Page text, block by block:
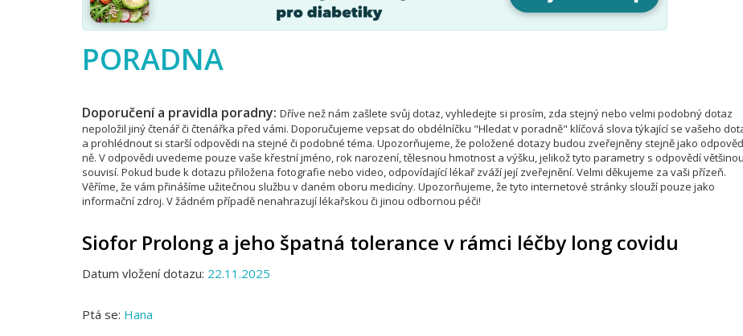
PORADNA
Doporučení a pravidla poradny: Dříve než nám zašlete svůj dotaz, vyhledejte si prosím, zda stejný nebo velmi podobný dotaz
nepoložil jiný čtenář či čtenářka před vámi. Doporučujeme vepsat do obdélníčku "Hledat v poradně" klíčová slova týkající se vašeho
a prohlédnout si starší odpovědi na stejné či podobné téma. Upozorňujeme, že položené dotazy budou zveřejněny stejně jako
ně. V odpovědi uvedeme pouze vaše křestní jméno, rok narození, tělesnou hmotnost a výšku, jelikož tyto parametry s odpovědí většinou
souvisí. Pokud bude k dotazu přiložena fotografie nebo video, odpovídající lékař zváží její zveřejnění. Velmi děkujeme za vaši přízeň.
Věříme, že vám přinášíme užitečnou službu v daném oboru medicíny. Upozorňujeme, že tyto internetové stránky slouží pouze jako
informační zdroj. V žádném případě nenahrazují lékařskou či jinou odbornou péči!
Siofor Prolong a jeho špatná tolerance v rámci léčby long covidu
Datum vložení dotazu: 22.11.2025
Ptá se: Hana